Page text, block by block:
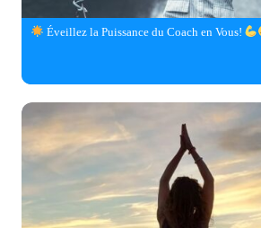
Éveillez la Puissance du Coach en Vous!